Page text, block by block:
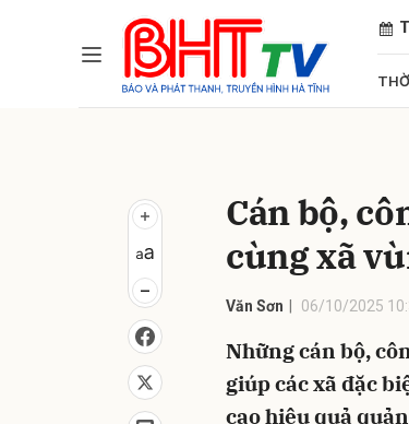
Cán bộ,
cùng xã
Văn Sơn 06/10/2025
Những cán bộ,
giúp các xã đặc
cao hiệu quả